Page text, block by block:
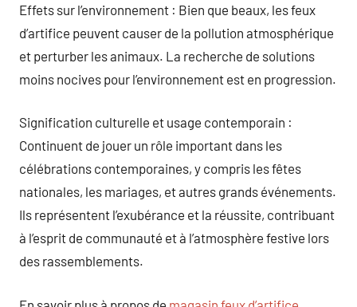
Effets sur l’environnement : Bien que beaux, les feux
d’artifice peuvent causer de la pollution atmosphérique
et perturber les animaux. La recherche de solutions
moins nocives pour l’environnement est en progression.
Signification culturelle et usage contemporain :
Continuent de jouer un rôle important dans les
célébrations contemporaines, y compris les fêtes
nationales, les mariages, et autres grands événements.
Ils représentent l’exubérance et la réussite, contribuant
à l’esprit de communauté et à l’atmosphère festive lors
des rassemblements.